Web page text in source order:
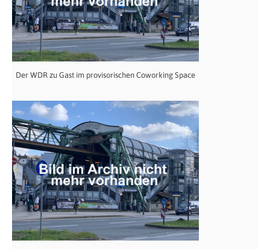
Der WDR zu Gast im provisorischen Coworking Space